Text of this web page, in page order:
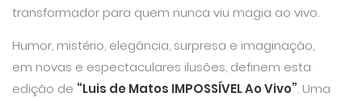
transformador para quem nunca viu magia ao vivo.
Humor, mistério, elegância, surpresa e imaginação,
em novas e espectaculares ilusões, definem esta
edição de “Luis de Matos IMPOSSÍVEL Ao Vivo”. Uma